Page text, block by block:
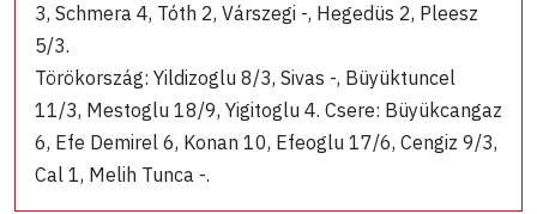
3, Schmera 4, Tóth 2, Várszegi -, Hegedüs 2, Pleesz
5/3.
Törökország: Yildizoglu 8/3, Sivas -, Büyüktuncel
11/3, Mestoglu 18/9, Yigitoglu 4. Csere: Büyükcangaz
6, Efe Demirel 6, Konan 10, Efeoglu 17/6, Cengiz 9/3,
Cal 1, Melih Tunca -.